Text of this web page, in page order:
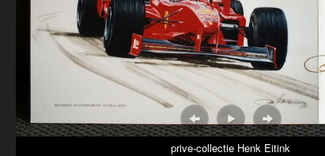
prive-collectie Henk Eitink